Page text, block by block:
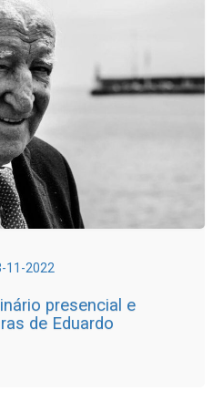
11-2022
presencial e
de Eduardo